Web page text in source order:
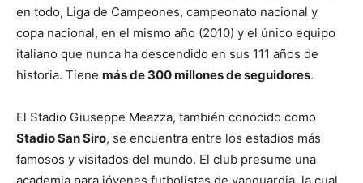
en todo, Liga de Campeones, campeonato nacional y
copa nacional, en el mismo año (2010) y el único equipo
italiano que nunca ha descendido en sus 111 años de
historia. Tiene más de 300 millones de seguidores.
El Stadio Giuseppe Meazza, también conocido como
Stadio San Siro, se encuentra entre los estadios más
famosos y visitados del mundo. El club presume una